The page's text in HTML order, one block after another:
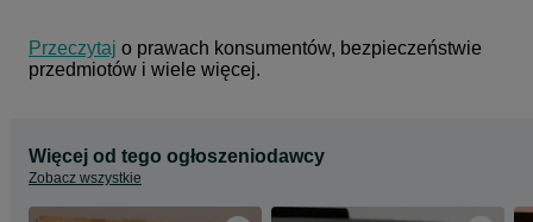
Przeczytaj o prawach konsumentów, bezpieczeństwie
przedmiotów i wiele więcej.
Więcej od tego ogłoszeniodawcy
Zobacz wszystkie